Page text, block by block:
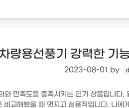
량용선풍기 강력한 기
2023-08-01 by
만족도를 충족시키는 인기 상품입니
교해봤을 때 멋지고 실용적입니다. 나